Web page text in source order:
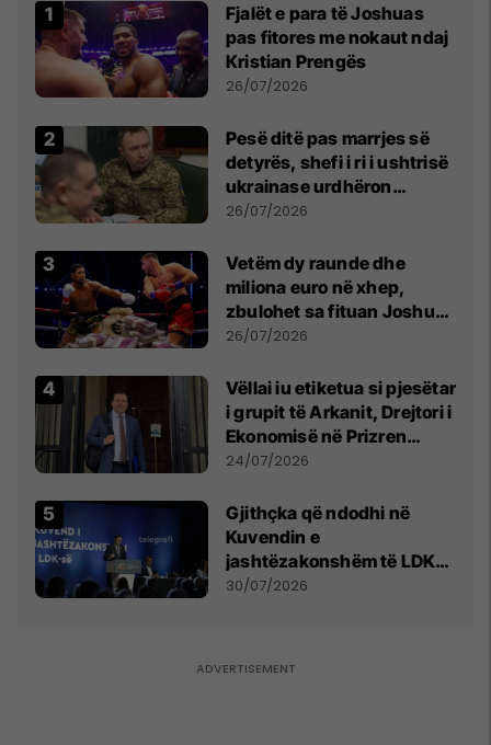
Fjalët e para të Joshuas
pas fitores me nokaut ndaj
Kristian Prengës
26/07/2026
Pesë ditë pas marrjes së
detyrës, shefi i ri i ushtrisë
ukrainase urdhëron
kontroll të madh
26/07/2026
Vetëm dy raunde dhe
miliona euro në xhep,
zbulohet sa fituan Joshua
e Prenga
26/07/2026
Vëllai iu etiketua si pjesëtar
i grupit të Arkanit, Drejtori i
Ekonomisë në Prizren
mohon pretendimet
24/07/2026
Gjithçka që ndodhi në
Kuvendin e
jashtëzakonshëm të LDK-
së
30/07/2026